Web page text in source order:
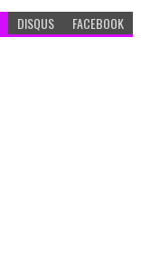
DISQUS FACEBOOK